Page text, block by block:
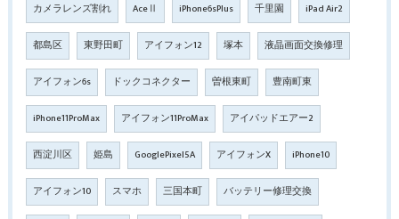
カメラレンズ割れ AceⅡ iPhone6sPlus 千里園 iPad Air2
都島区 東野田町 アイフォン12 塚本 液晶画面交換修理
アイフォン6s ドックコネクター 曽根東町 豊南町東
iPhone11ProMax アイフォン11ProMax アイパッドエアー2
西淀川区 姫島 GooglePixel5A アイフォンX iPhone10
アイフォン10 スマホ 三国本町 バッテリー修理交換